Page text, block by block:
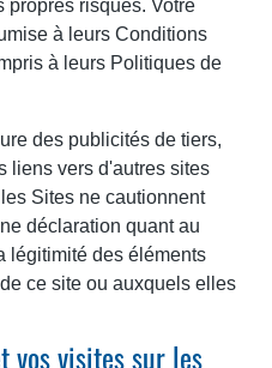
propres risques. Votre
à leurs Conditions
à leurs Politiques de
des publicités de tiers,
liens vers d'autres sites
Sites ne cautionnent
déclaration quant au
légitimité des éléments
ce site ou auxquels elles